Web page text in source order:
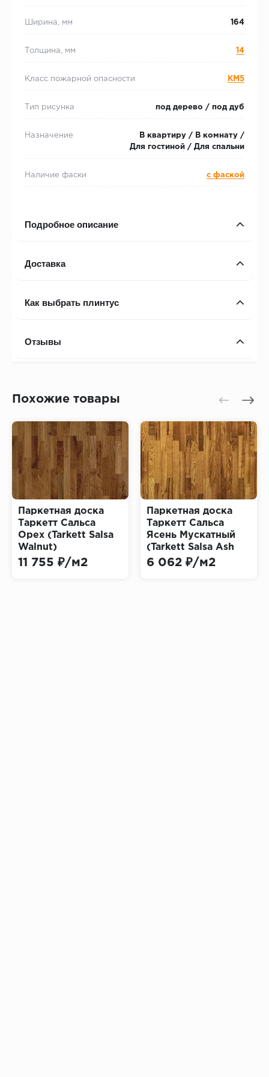
Ширина, мм 164
Толщина, мм 14
Класс пожарной опасности КМ5
Тип рисунка под дерево / под дуб
Назначение
В квартиру / В комнату /
Для гостиной / Для спальни
Наличие фаски с фаской
Подробное описание
Доставка
Как выбрать плинтус
Отзывы
Похожие товары
Паркетная доска
Таркетт Сальса
Орех (Tarkett Salsa
Walnut)
11 755 ₽/м2
Паркетная доска
Таркетт Сальса
Ясень Мускатный
(Tarkett Salsa Ash
Spice)
6 062 ₽/м2